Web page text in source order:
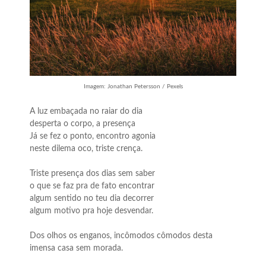
Imagem: Jonathan Petersson / Pexels
A luz embaçada no raiar do dia
desperta o corpo, a presença
Já se fez o ponto, encontro agonia
neste dilema oco, triste crença.
Triste presença dos dias sem saber
o que se faz pra de fato encontrar
algum sentido no teu dia decorrer
algum motivo pra hoje desvendar.
Dos olhos os enganos, incômodos cômodos desta
imensa casa sem morada.